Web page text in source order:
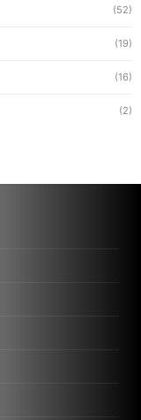
(52)
(19)
(16)
(2)